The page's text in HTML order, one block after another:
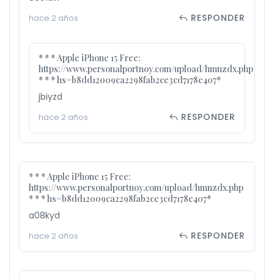
hace 2 años RESPONDER
* * * Apple iPhone 15 Free:
https://www.personalportnoy.com/upload/hmnzdx.php
* * * hs=b8dd12009ca2298fab2ce3cd7178e407*
jbiyzd
hace 2 años RESPONDER
* * * Apple iPhone 15 Free:
https://www.personalportnoy.com/upload/hmnzdx.php
* * * hs=b8dd12009ca2298fab2ce3cd7178e407*
a08kyd
hace 2 años RESPONDER